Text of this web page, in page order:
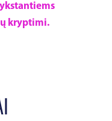
kryptimi.